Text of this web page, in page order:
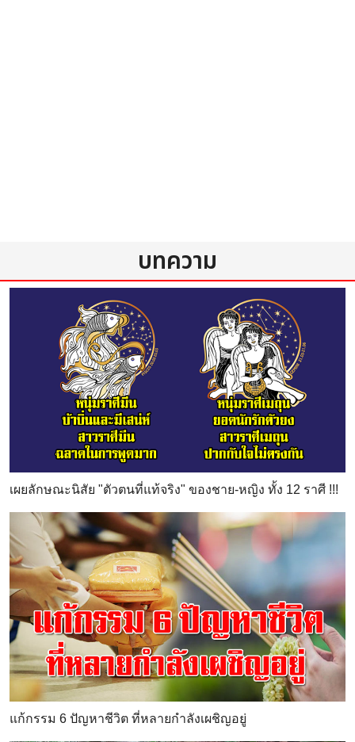
บทความ
เผยลักษณะนิสัย "ตัวตนที่แท้จริง" ของชาย-หญิง ทั้ง 12 ราศี !!!
แก้กรรม 6 ปัญหาชีวิต ที่หลายกำลังเผชิญอยู่